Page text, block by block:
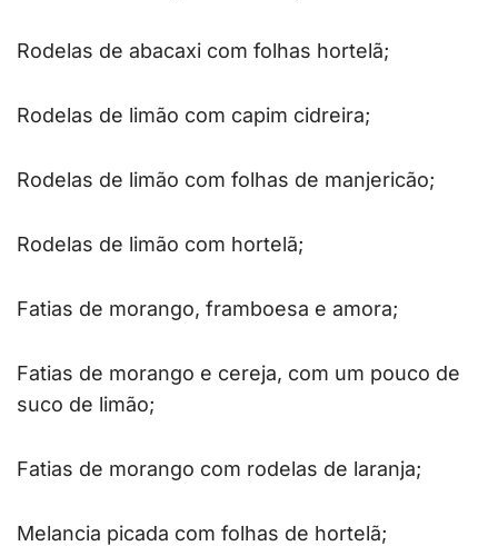
Rodelas de abacaxi com folhas hortelã;
Rodelas de limão com capim cidreira;
Rodelas de limão com folhas de manjericão;
Rodelas de limão com hortelã;
Fatias de morango, framboesa e amora;
Fatias de morango e cereja, com um pouco de
suco de limão;
Fatias de morango com rodelas de laranja;
Melancia picada com folhas de hortelã;